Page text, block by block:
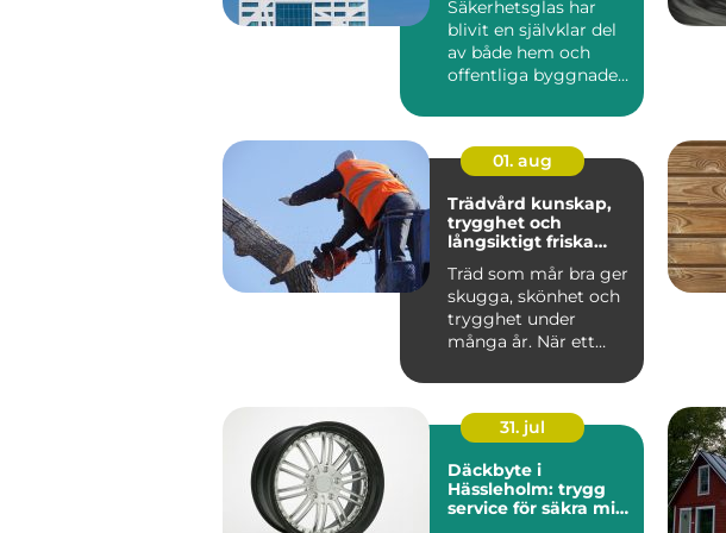
Säkerhetsglas har
blivit en självklar del
av både hem och
offentliga byggnader.
01. aug
Trädvård kunskap,
trygghet och
långsiktigt friska
Träd som mår bra ger
skugga, skönhet och
trygghet under
många år. När ett
kan ...
31. jul
Däckbyte i
Hässleholm: trygg
service för säkra mil